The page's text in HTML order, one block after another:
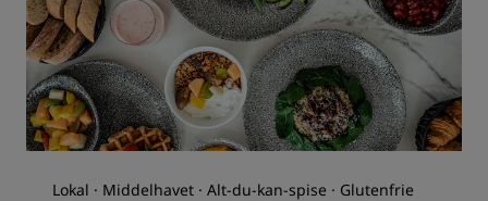
Lokal · Middelhavet · Alt-du-kan-spise · Glutenfrie